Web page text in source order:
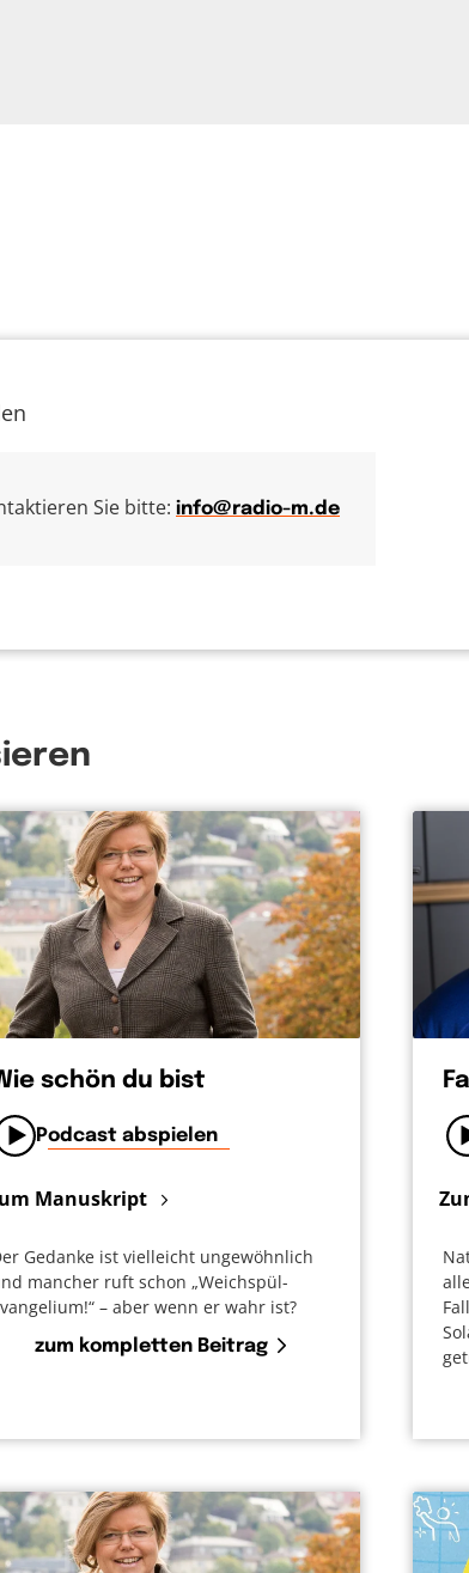
Sie bitte: info@radio-m.de
schön du bist
Podcast abspielen
Manuskript
Gedanke ist vielleicht ungewöhnlich
mancher ruft schon „Weichspül-
– aber wenn er wahr ist?
zum kompletten Beitrag